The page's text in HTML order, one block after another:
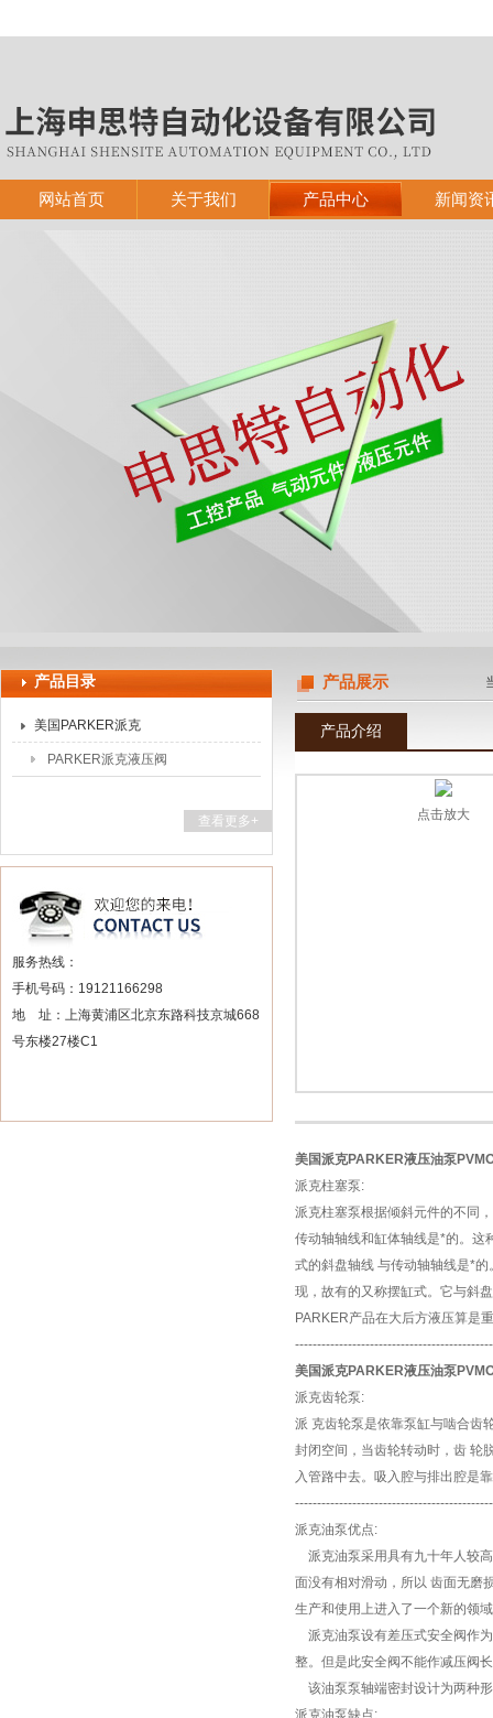
网站首页 关于我们 产品中心 新闻资
产品目录
美国PARKER派克
PARKER派克液压阀
查看更多+
服务热线：
手机号码：19121166298
地 址：上海黄浦区北京东路科技京城668
号东楼27楼C1
产品展示
产品介绍
点击放大
美国派克PARKER液压油泵
派克柱塞泵:
派克柱塞泵根据倾斜元件的不同
传动轴轴线和缸体轴线是*的。这
式的斜盘轴线 与传动轴轴线是*
现，故有的又称摆缸式。它与斜
PARKER产品在大后方液压算是
美国派克PARKER液压油泵
派克齿轮泵:
派 克齿轮泵是依靠泵缸与啮合齿
封闭空间，当齿轮转动时，齿 轮
入管路中去。吸入腔与排出腔是
派克油泵优点:
派克油泵采用具有九十年人较
面没有相对滑动，所以 齿面无磨
生产和使用上进入了一个新
派克油泵设有差压式安全阀作
整。但是此安全阀不能作减压
该油泵泵轴端密封设计为两种
派克油泵缺点: